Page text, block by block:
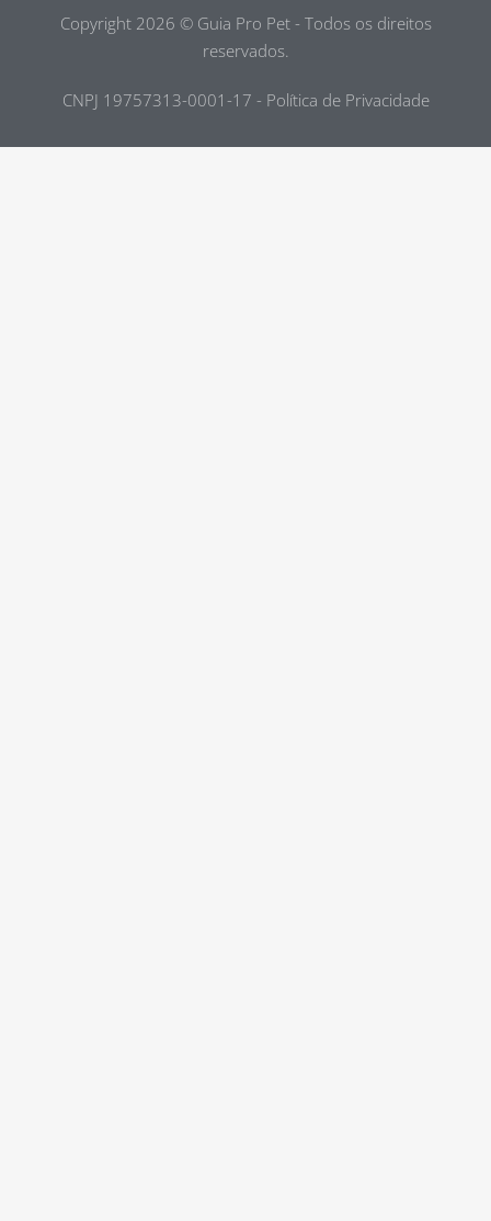
Copyright 2026 © Guia Pro Pet - Todos os direitos
reservados.
CNPJ 19757313-0001-17 - Política de Privacidade